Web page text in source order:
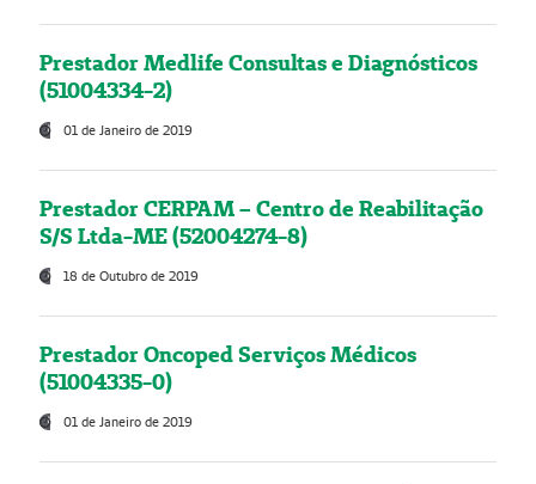
Prestador Medlife Consultas e Diagnósticos
(51004334-2)
01 de Janeiro de 2019
Prestador CERPAM – Centro de Reabilitação
S/S Ltda-ME (52004274-8)
18 de Outubro de 2019
Prestador Oncoped Serviços Médicos
(51004335-0)
01 de Janeiro de 2019